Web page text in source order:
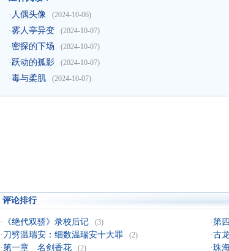
· 人偶头像 (2024-10-06)
·雾人亭异变 (2024-10-07)
· 密探的下场 (2024-10-07)
·跃动的孤影 (2024-10-07)
·毒与柔肌 (2024-10-07)
评论排行
· 《绝代双骄》录校后记 (3) ·第
· 刀劈温瑞安：细数温瑞安十大罪 (2) ·古
·第一章 名剑香花 (2) ·珠